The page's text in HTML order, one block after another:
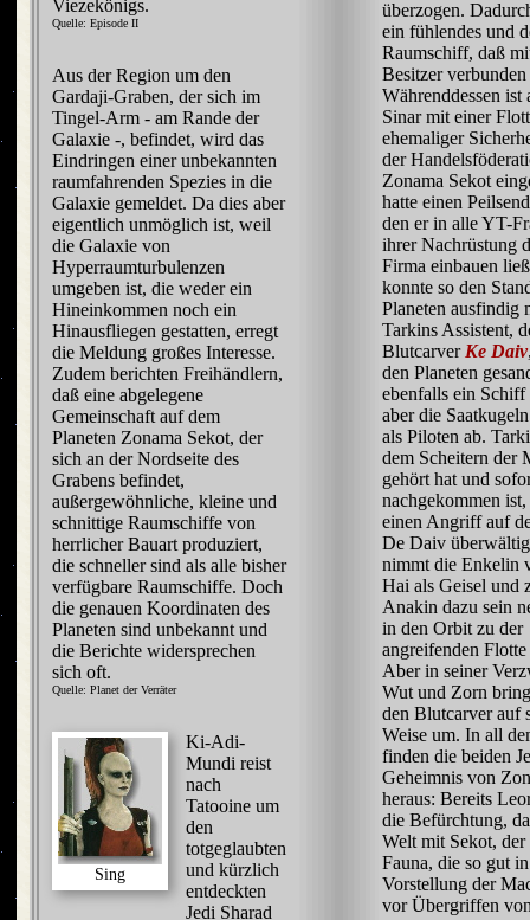
Viezekönigs.
Quelle: Episode II
Aus der Region um den
Gardaji-Graben, der sich im
Tingel-Arm - am Rande der
Galaxie -, befindet, wird das
Eindringen einer unbekannten
raumfahrenden Spezies in die
Galaxie gemeldet. Da dies aber
eigentlich unmöglich ist, weil
die Galaxie von
Hyperraumturbulenzen
umgeben ist, die weder ein
Hineinkommen noch ein
Hinausfliegen gestatten, erregt
die Meldung großes Interesse.
Zudem berichten Freihändlern,
daß eine abgelegene
Gemeinschaft auf dem
Planeten Zonama Sekot, der
sich an der Nordseite des
Grabens befindet,
außergewöhnliche, kleine und
schnittige Raumschiffe von
herrlicher Bauart produziert,
die schneller sind als alle bisher
verfügbare Raumschiffe. Doch
die genauen Koordinaten des
Planeten sind unbekannt und
die Berichte widersprechen
sich oft.
Quelle: Planet der Verräter
Sing
Ki-Adi-
Mundi reist
nach
Tatooine um
den
totgeglaubten
und kürzlich
entdeckten
Jedi Sharad
überzogen.
ein fühlendes und
Raumschiff, daß
Besitzer
Währenddessen ist
Sinar mit einer
ehemaliger
der
Zonama Sekot
hatte einen
den er in alle YT-
ihrer Nachrüstung
Firma einbauen
konnte so den
Planeten ausfindig
Tarkins Assistent,
Blutcarver Ke Daiv
den Planeten
ebenfalls ein
aber die
als Piloten ab.
dem Scheitern der
gehört hat und
nachgekommen ist,
einen Angriff auf
De Daiv
nimmt die Enkelin
Hai als Geisel und
Anakin dazu sein
in den Orbit zu der
angreifenden
Aber in seiner
Wut und Zorn
den Blutcarver auf
Weise um. In all
finden die beiden
Geheimnis von
heraus: Bereits
die Befürchtung,
Welt mit Sekot,
Fauna, die so gut
Vorstellung der
vor Übergriffen